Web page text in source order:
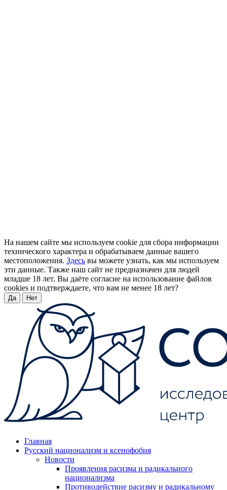
На нашем сайте мы используем cookie для сбора информации
технического характера и обрабатываем данные вашего
местоположения. Здесь вы можете узнать, как мы используем
эти данные. Также наш сайт не предназначен для людей
младше 18 лет. Вы даёте согласие на использование файлов
cookies и подтверждаете, что вам не менее 18 лет?
Да Нет
Главная
Русский национализм и ксенофобия
Новости
Проявления расизма и радикального
национализма
Противодействие расизму и радикальному